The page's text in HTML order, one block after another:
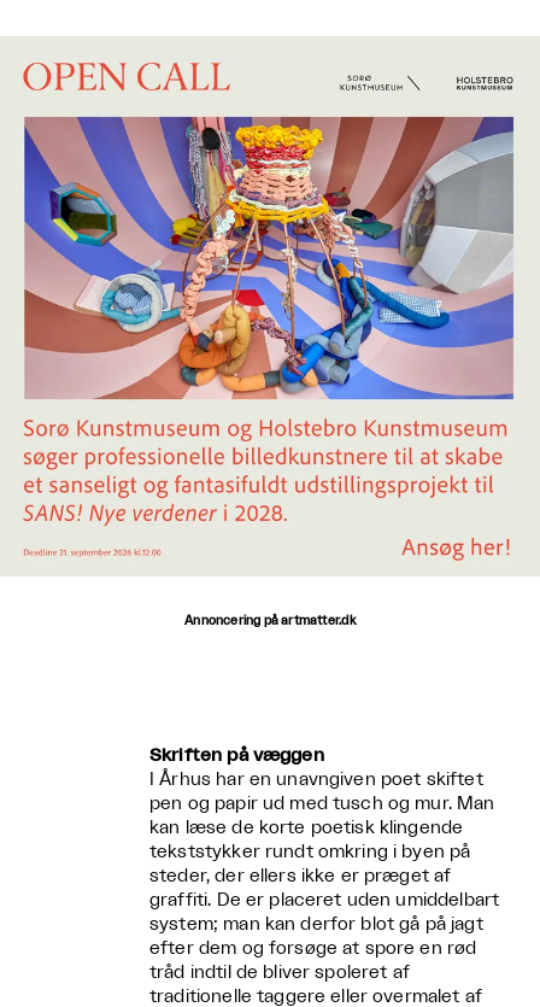
Annoncering på artmatter.dk
Skriften på væggen
I Århus har en unavngiven poet skiftet
pen og papir ud med tusch og mur. Man
kan læse de korte poetisk klingende
tekststykker rundt omkring i byen på
steder, der ellers ikke er præget af
graffiti. De er placeret uden umiddelbart
system; man kan derfor blot gå på jagt
efter dem og forsøge at spore en rød
tråd indtil de bliver spoleret af
traditionelle taggere eller overmalet af